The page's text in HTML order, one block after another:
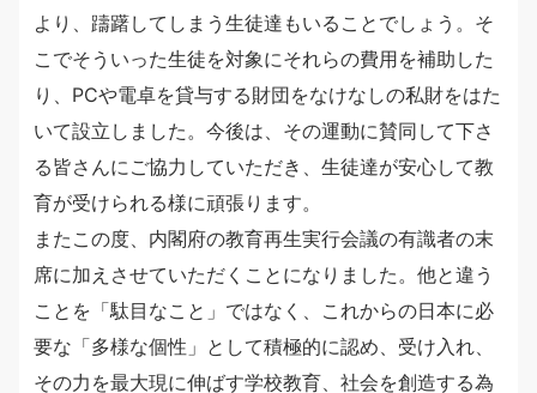
より、躊躇してしまう生徒達もいることでしょう。そ
こでそういった生徒を対象にそれらの費用を補助した
り、PCや電卓を貸与する財団をなけなしの私財をはた
いて設立しました。今後は、その運動に賛同して下さ
る皆さんにご協力していただき、生徒達が安心して教
育が受けられる様に頑張ります。
またこの度、内閣府の教育再生実行会議の有識者の末
席に加えさせていただくことになりました。他と違う
ことを「駄目なこと」ではなく、これからの日本に必
要な「多様な個性」として積極的に認め、受け入れ、
その力を最大現に伸ばす学校教育、社会を創造する為